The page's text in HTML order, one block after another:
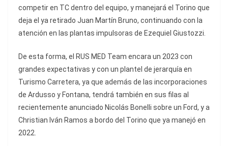
competir en TC dentro del equipo, y manejará el Torino que
deja el ya retirado Juan Martín Bruno, continuando con la
atención en las plantas impulsoras de Ezequiel Giustozzi.
De esta forma, el RUS MED Team encara un 2023 con
grandes expectativas y con un plantel de jerarquía en
Turismo Carretera, ya que además de las incorporaciones
de Ardusso y Fontana, tendrá también en sus filas al
recientemente anunciado Nicolás Bonelli sobre un Ford, y a
Christian Iván Ramos a bordo del Torino que ya manejó en
2022.